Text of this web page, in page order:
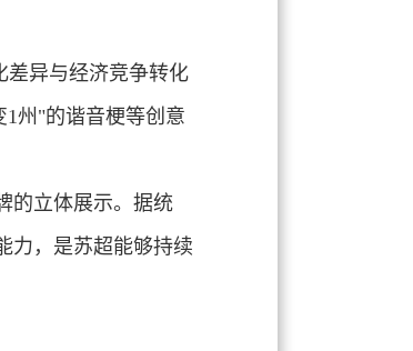
差异与经济竞争转化
1州 "的谐音梗等创意
的立体展示。据统
力，是苏超能够持续